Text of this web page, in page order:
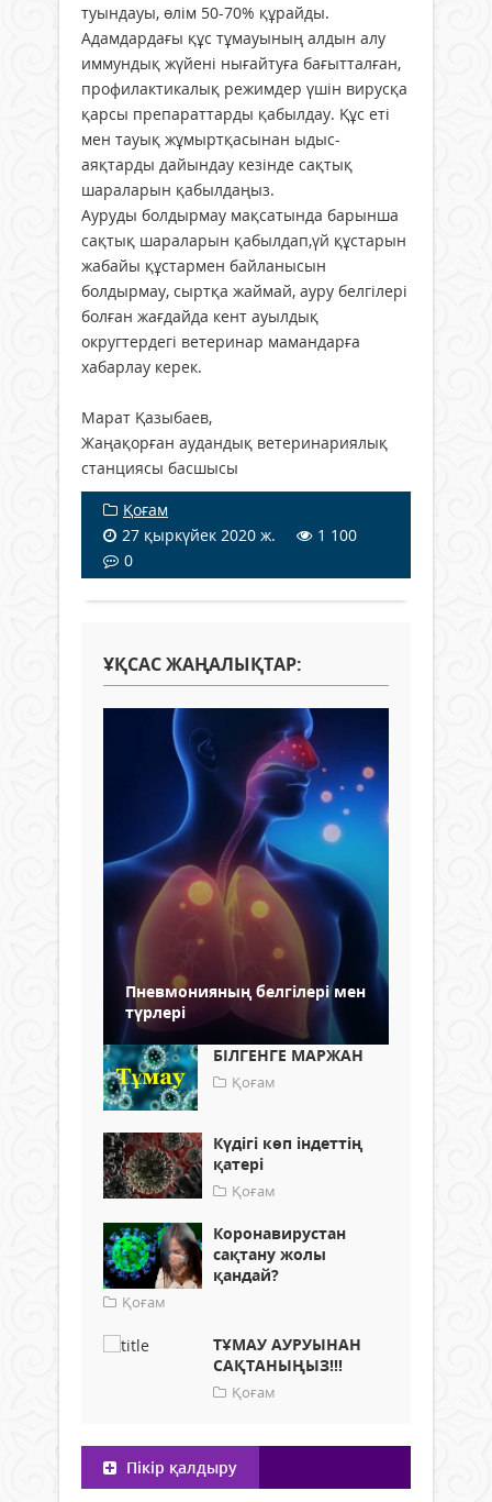
туындауы, өлім 50-70% құрайды.
Адамдардағы құс тұмауының алдын алу
иммундық жүйені нығайтуға бағытталған,
профилактикалық режимдер үшін вирусқа
қарсы препараттарды қабылдау. Құс еті
мен тауық жұмыртқасынан ыдыс-
аяқтарды дайындау кезінде сақтық
шараларын қабылдаңыз.
Ауруды болдырмау мақса­тында барынша
сақтық шараларын қабылдап,үй құстарын
жабайы құстармен байланысын
болдырмау, сыртқа жаймай, ауру белгілері
болған жағдайда кент ауылдық
округтердегі ветеринар мамандарға
хабарлау керек.
Марат Қазыбаев,
Жаңақорған аудандық ветеринариялық
станциясы басшысы
Қоғам
27 қыркүйек 2020 ж.
1 100
0
ҰҚСАС ЖАҢАЛЫҚТАР:
Пневмонияның белгілері мен
түрлері
БІЛГЕНГЕ МАРЖАН
Қоғам
Күдігі көп індеттің
қатері
Қоғам
Коронавирустан
сақтану жолы
қандай?
Қоғам
ТҰМАУ АУРУЫНАН
САҚТАНЫҢЫЗ!!!
Қоғам
Пікір қалдыру